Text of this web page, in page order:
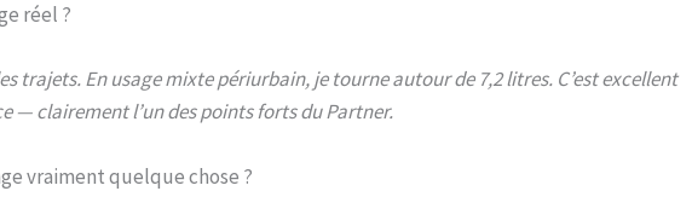
réel ?
trajets. En usage mixte périurbain, je tourne autour de 7,2 litres. C’est excellent
— clairement l’un des points forts du Partner.
vraiment quelque chose ?